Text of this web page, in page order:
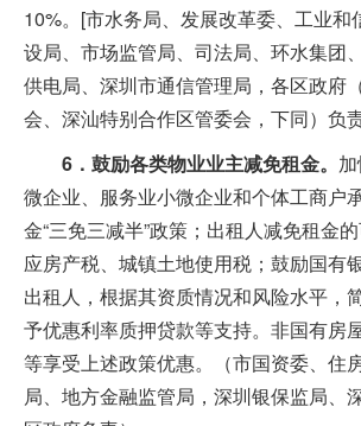
10%。[市水务局、发展改革委、工业和
设局、市场监管局、司法局、环水集团
供电局、深圳市通信管理局，各区政府
会、深汕特别合作区管委会，下同）负
6．鼓励各类物业业主减免租金。
微企业、服务业小微企业和个体工商户
金“三免三减半”政策；出租人减免租金
应房产税、城镇土地使用税；鼓励国有
出租人，根据其资质情况和风险水平，
予优惠利率质押贷款等支持。非国有房
等享受上述政策优惠。（市国资委、住
局、地方金融监管局，深圳银保监局、